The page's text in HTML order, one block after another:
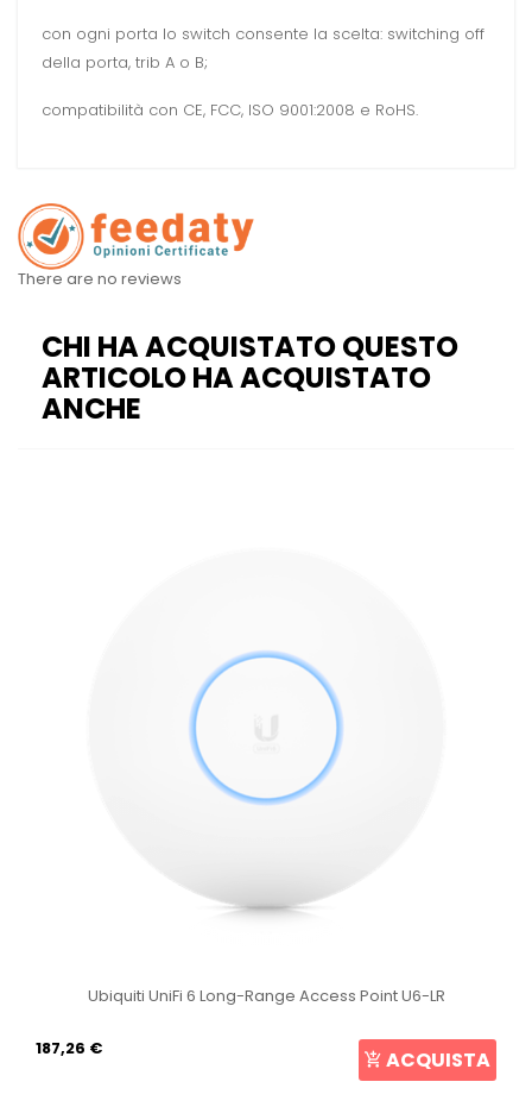
con ogni porta lo switch consente la scelta: switching off
della porta, trib A o B;
compatibilità con CE, FCC, ISO 9001:2008 e RoHS.
There are no reviews
CHI HA ACQUISTATO QUESTO
ARTICOLO HA ACQUISTATO
ANCHE
Ubiquiti UniFi 6 Long-Range Access Point U6-LR
187,26 € ACQUISTA